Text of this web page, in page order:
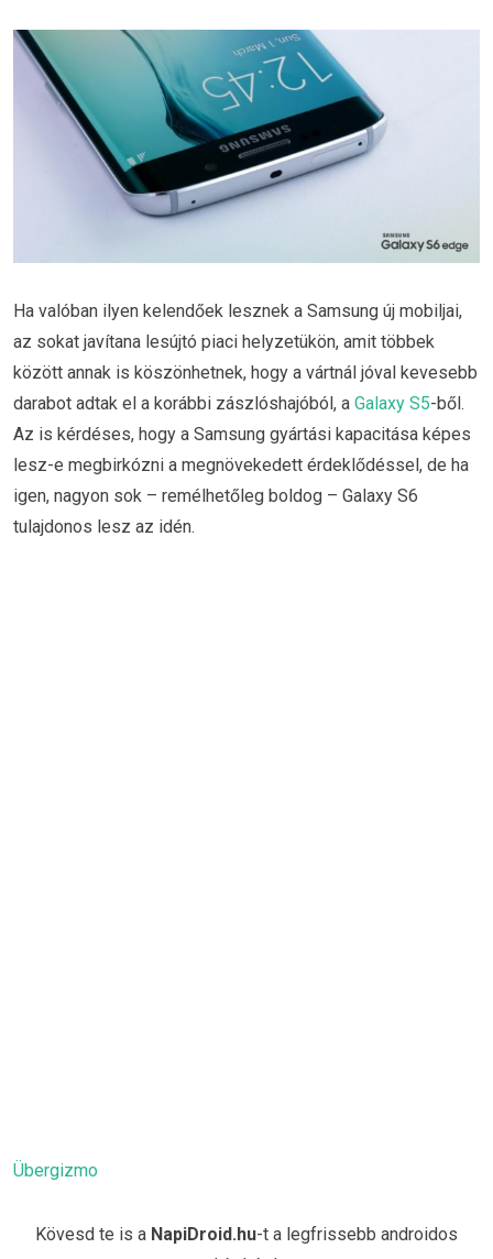
Ha valóban ilyen kelendőek lesznek a Samsung új mobiljai,
az sokat javítana lesújtó piaci helyzetükön, amit többek
között annak is köszönhetnek, hogy a vártnál jóval kevesebb
darabot adtak el a korábbi zászlóshajóból, a Galaxy S5-ből.
Az is kérdéses, hogy a Samsung gyártási kapacitása képes
lesz-e megbirkózni a megnövekedett érdeklődéssel, de ha
igen, nagyon sok – remélhetőleg boldog – Galaxy S6
tulajdonos lesz az idén.
Übergizmo
Kövesd te is a NapiDroid.hu-t a legfrissebb androidos